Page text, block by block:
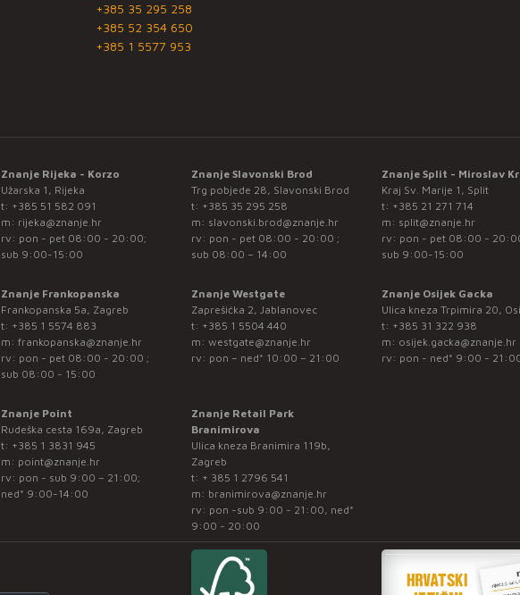
+385 35 295 258
+385 52 354 650
+385 1 5577 953
Znanje Rijeka - Korzo
Užarska 1, Rijeka
t: +385 51 582 091
m: rijeka@znanje.hr
rv: pon - pet 08:00 - 20:00;
sub 9:00-15:00
Znanje Slavonski Brod
Trg pobjede 28, Slavonski Brod
t: +385 35 295 258
m: slavonski.brod@znanje.hr
rv: pon - pet 08:00 - 20:00 ;
sub 08:00 – 14:00
Znanje Split - Miroslav
Kraj Sv. Marije 1, Split
t: +385 21 271 714
m: split@znanje.hr
rv: pon - pet 08:00 -
sub 9:00-15:00
Znanje Frankopanska
Frankopanska 5a, Zagreb
t: +385 1 5574 883
m: frankopanska@znanje.hr
rv: pon - pet 08:00 - 20:00 ;
sub 08:00 - 15:00
Znanje Westgate
Zaprešićka 2, Jablanovec
t: +385 1 5504 440
m: westgate@znanje.hr
rv: pon – ned* 10:00 – 21:00
Znanje Osijek Gacka
Ulica kneza Trpimira 20,
t: +385 31 322 938
m: osijek.gacka@znanje.hr
rv: pon - ned* 9:00 -
Znanje Point
Rudeška cesta 169a, Zagreb
t: +385 1 3831 945
m: point@znanje.hr
rv: pon - sub 9:00 – 21:00;
ned* 9:00-14:00
Znanje Retail Park
Branimirova
Ulica kneza Branimira 119b,
Zagreb
t: + 385 1 2796 541
m: branimirova@znanje.hr
rv: pon -sub 9:00 - 21:00, ned*
9:00 - 20:00